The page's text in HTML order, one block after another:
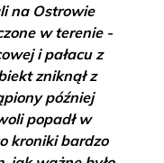
na Ostrowie
w terenie -
i pałacu z
zniknął z
później
popadł w
kroniki bardzo